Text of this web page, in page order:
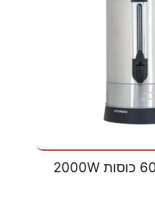
מיחם שבת עד 60 כוסות 2000W